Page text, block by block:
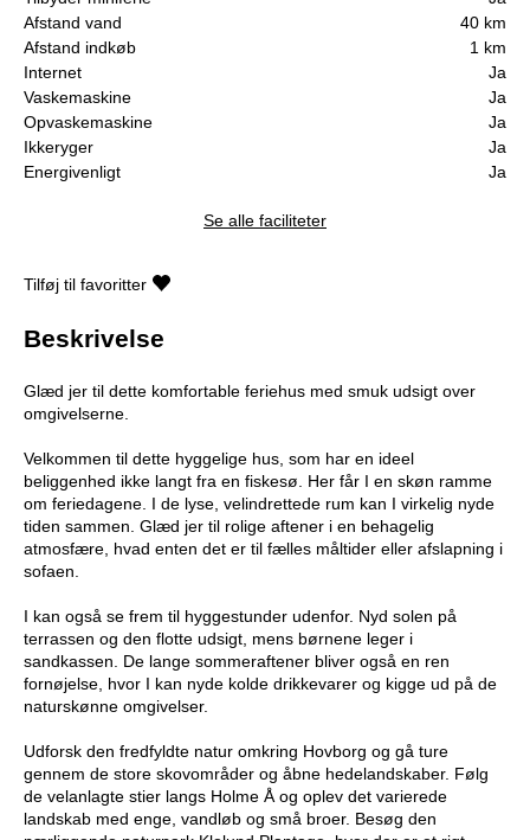
Afstand vand
40 km
Afstand indkøb
1 km
Internet
Ja
Vaskemaskine
Ja
Opvaskemaskine
Ja
Ikkeryger
Ja
Energivenligt
Ja
Se alle faciliteter
Tilføj til favoritter
Beskrivelse
Glæd jer til dette komfortable feriehus med smuk udsigt over
omgivelserne.
Velkommen til dette hyggelige hus, som har en ideel
beliggenhed ikke langt fra en fiskesø. Her får I en skøn ramme
om feriedagene. I de lyse, velindrettede rum kan I virkelig nyde
tiden sammen. Glæd jer til rolige aftener i en behagelig
atmosfære, hvad enten det er til fælles måltider eller afslapning i
sofaen.
I kan også se frem til hyggestunder udenfor. Nyd solen på
terrassen og den flotte udsigt, mens børnene leger i
sandkassen. De lange sommeraftener bliver også en ren
fornøjelse, hvor I kan nyde kolde drikkevarer og kigge ud på de
naturskønne omgivelser.
Udforsk den fredfyldte natur omkring Hovborg og gå ture
gennem de store skovområder og åbne hedelandskaber. Følg
de velanlagte stier langs Holme Å og oplev det varierede
landskab med enge, vandløb og små broer. Besøg den